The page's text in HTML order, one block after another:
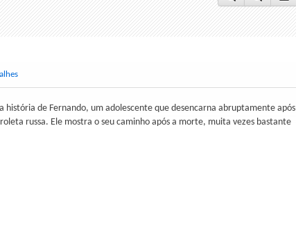
história de Fernando, um adolescente que desencarna abruptamente após
russa. Ele mostra o seu caminho após a morte, muita vezes bastante